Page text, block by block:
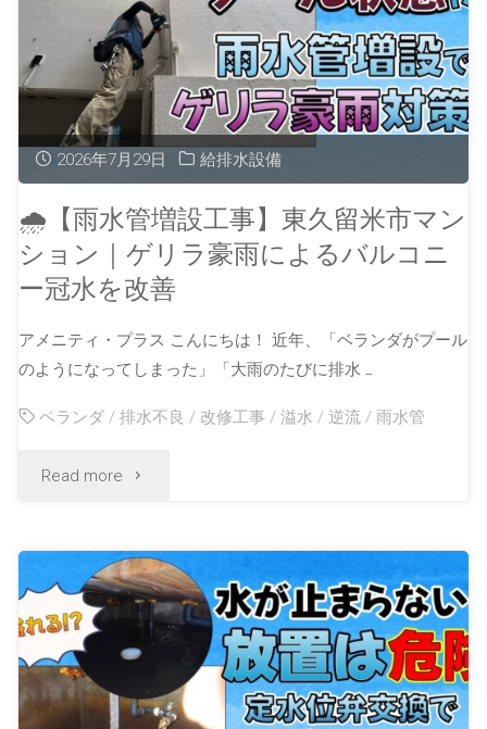
2026年7月29日 給排水設備
🌧【雨水管増設工事】東久留米市マン
ション｜ゲリラ豪雨によるバルコニ
ー冠水を改善
アメニティ・プラス こんにちは！ 近年、「ベランダがプール
のようになってしまった」「大雨のたびに排水 …
ベランダ /排水不良 / 改修工事 /溢水 /逆流 /雨水管
Read more